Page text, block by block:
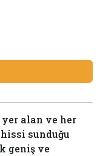
alan ve her
sunduğu
geniş ve